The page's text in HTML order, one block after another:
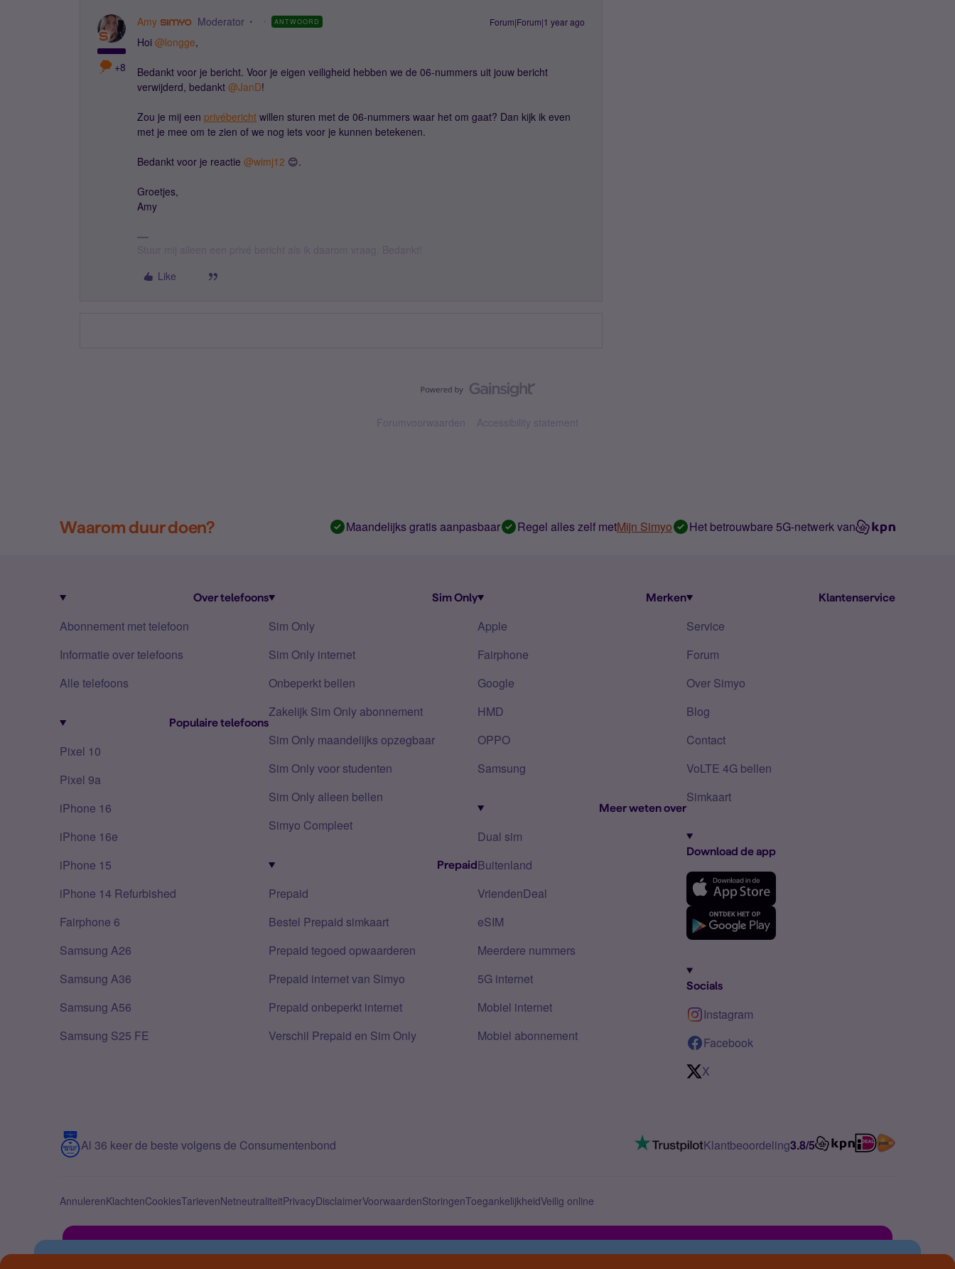
+8
Amy Moderator ANTWOORD Forum|Forum|1 year ago
Hoi ​ @longge,
Bedankt voor je bericht. Voor je eigen veiligheid hebben we de 06-nummers uit jouw bericht
verwijderd, bedankt ​ @JanD!
Zou je mij een privébericht willen sturen met de 06-nummers waar het om gaat? Dan kijk ik even
met je mee om te zien of we nog iets voor je kunnen betekenen.
Bedankt voor je reactie ​ @wimj12 😊.
Groetjes,
Amy
Like
Forumvoorwaarden Accessibility statement
Waarom duur doen? Maandelijks gratis aanpasbaar Regel alles zelf metMijn Simyo Het betrouwbare 5G-netwerk van
Over telefoons
Abonnement met telefoon
Informatie over telefoons
Alle telefoons
Populaire telefoons
Pixel 10
Pixel 9a
iPhone 16
iPhone 16e
iPhone 15
iPhone 14 Refurbished
Fairphone 6
Samsung A26
Samsung A36
Samsung A56
Samsung S25 FE
Sim Only
Sim Only
Sim Only internet
Onbeperkt bellen
Zakelijk Sim Only abonnement
Sim Only maandelijks opzegbaar
Sim Only voor studenten
Sim Only alleen bellen
Simyo Compleet
Prepaid
Prepaid
Bestel Prepaid simkaart
Prepaid tegoed opwaarderen
Prepaid internet van Simyo
Prepaid onbeperkt internet
Verschil Prepaid en Sim Only
Merken
Apple
Fairphone
Google
HMD
OPPO
Samsung
Meer weten over
Dual sim
Buitenland
VriendenDeal
eSIM
Meerdere nummers
5G internet
Mobiel internet
Mobiel abonnement
Klantenservice
Service
Forum
Over Simyo
Blog
Contact
VoLTE 4G bellen
Simkaart
Download de app
Socials
Instagram
Facebook
X
Al 36 keer de beste volgens de Consumentenbond Klantbeoordeling3.8/5
AnnulerenKlachtenCookiesTarievenNetneutraliteitPrivacyDisclaimerVoorwaardenStoringenToegankelijkheidVeilig online